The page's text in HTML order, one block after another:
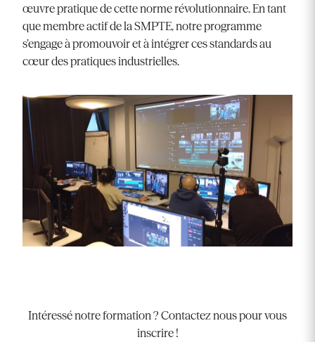
œuvre pratique de cette norme révolutionnaire. En tant
que membre actif de la SMPTE, notre programme
s’engage à promouvoir et à intégrer ces standards au
cœur des pratiques industrielles.
Intéressé notre formation ? Contactez nous pour vous
inscrire !